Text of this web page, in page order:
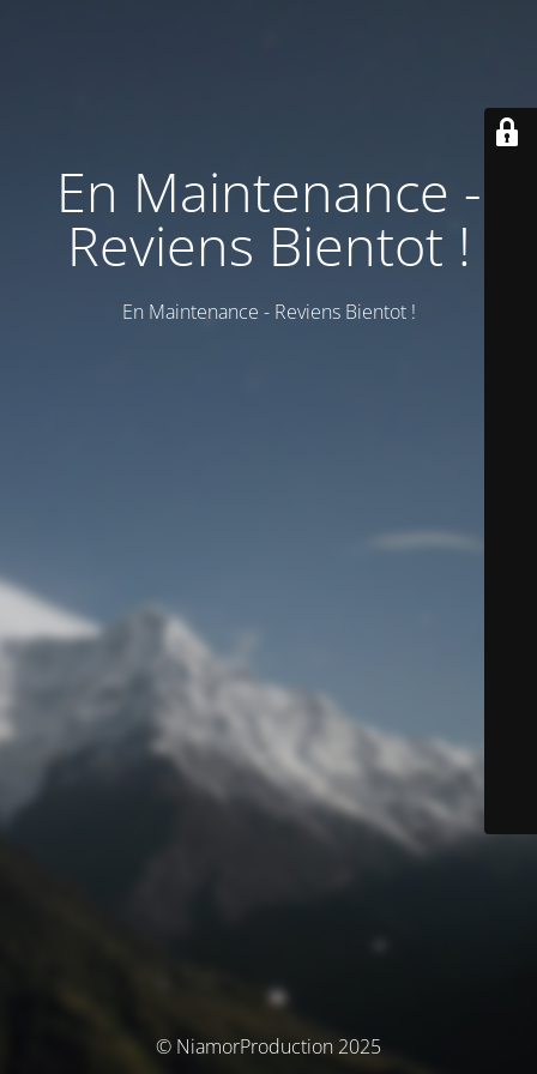
En Maintenance -
Reviens Bientot !
En Maintenance - Reviens Bientot !
© NiamorProduction 2025